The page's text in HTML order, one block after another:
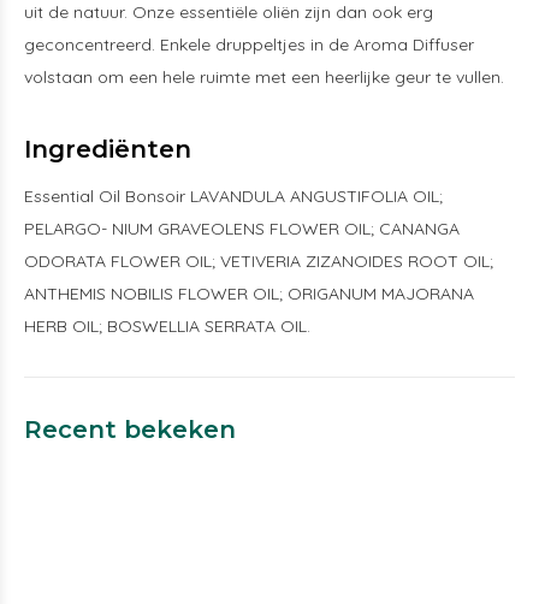
uit de natuur. Onze essentiële oliën zijn dan ook erg
geconcentreerd. Enkele druppeltjes in de Aroma Diffuser
volstaan om een hele ruimte met een heerlijke geur te vullen.
Ingrediënten
Essential Oil Bonsoir LAVANDULA ANGUSTIFOLIA OIL;
PELARGO- NIUM GRAVEOLENS FLOWER OIL; CANANGA
ODORATA FLOWER OIL; VETIVERIA ZIZANOIDES ROOT OIL;
ANTHEMIS NOBILIS FLOWER OIL; ORIGANUM MAJORANA
HERB OIL; BOSWELLIA SERRATA OIL.
Recent bekeken